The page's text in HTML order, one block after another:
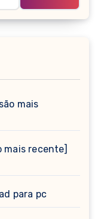
mais
mais recente]
para pc